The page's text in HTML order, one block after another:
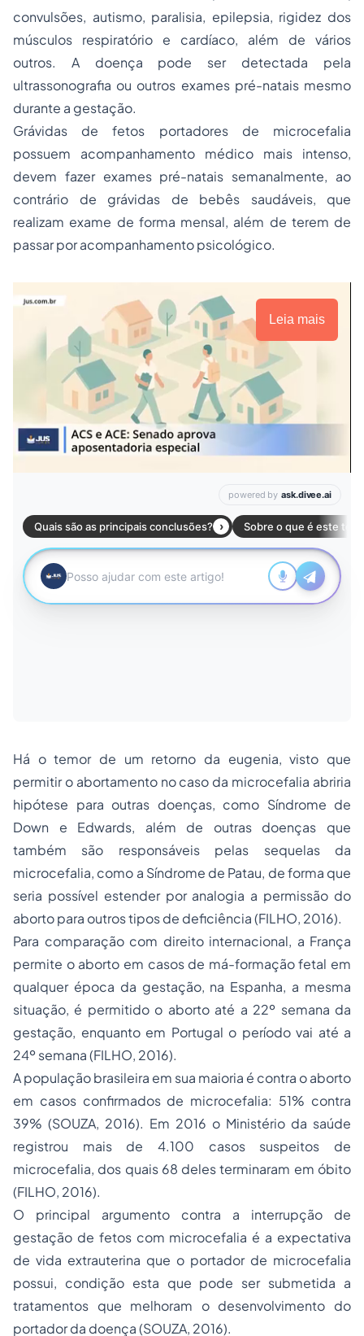
convulsões, autismo, paralisia, epilepsia, rigidez dos
músculos respiratório e cardíaco, além de vários
outros. A doença pode ser detectada pela
ultrassonografia ou outros exames pré-natais mesmo
durante a gestação.
Grávidas de fetos portadores de microcefalia
possuem acompanhamento médico mais intenso,
devem fazer exames pré-natais semanalmente, ao
contrário de grávidas de bebês saudáveis, que
realizam exame de forma mensal, além de terem de
passar por acompanhamento psicológico.
Leia mais
Há o temor de um retorno da eugenia, visto que
permitir o abortamento no caso da microcefalia abriria
hipótese para outras doenças, como Síndrome de
Down e Edwards, além de outras doenças que
também são responsáveis pelas sequelas da
microcefalia, como a Síndrome de Patau, de forma que
seria possível estender por analogia a permissão do
aborto para outros tipos de deficiência (FILHO, 2016).
Para comparação com direito internacional, a França
permite o aborto em casos de má-formação fetal em
qualquer época da gestação, na Espanha, a mesma
situação, é permitido o aborto até a 22º semana da
gestação, enquanto em Portugal o período vai até a
24º semana (FILHO, 2016).
A população brasileira em sua maioria é contra o aborto
em casos confirmados de microcefalia: 51% contra
39% (SOUZA, 2016). Em 2016 o Ministério da saúde
registrou mais de 4.100 casos suspeitos de
microcefalia, dos quais 68 deles terminaram em óbito
(FILHO, 2016).
O principal argumento contra a interrupção de
gestação de fetos com microcefalia é a expectativa
de vida extrauterina que o portador de microcefalia
possui, condição esta que pode ser submetida a
tratamentos que melhoram o desenvolvimento do
portador da doença (SOUZA, 2016).